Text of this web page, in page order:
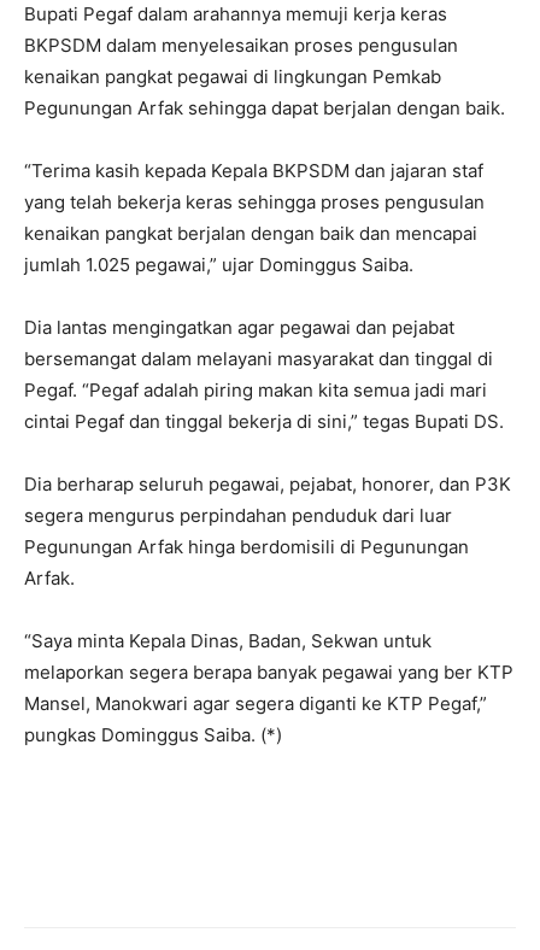
Bupati Pegaf dalam arahannya memuji kerja keras
BKPSDM dalam menyelesaikan proses pengusulan
kenaikan pangkat pegawai di lingkungan Pemkab
Pegunungan Arfak sehingga dapat berjalan dengan baik.
“Terima kasih kepada Kepala BKPSDM dan jajaran staf
yang telah bekerja keras sehingga proses pengusulan
kenaikan pangkat berjalan dengan baik dan mencapai
jumlah 1.025 pegawai,” ujar Dominggus Saiba.
Dia lantas mengingatkan agar pegawai dan pejabat
bersemangat dalam melayani masyarakat dan tinggal di
Pegaf. “Pegaf adalah piring makan kita semua jadi mari
cintai Pegaf dan tinggal bekerja di sini,” tegas Bupati DS.
Dia berharap seluruh pegawai, pejabat, honorer, dan P3K
segera mengurus perpindahan penduduk dari luar
Pegunungan Arfak hinga berdomisili di Pegunungan
Arfak.
“Saya minta Kepala Dinas, Badan, Sekwan untuk
melaporkan segera berapa banyak pegawai yang ber KTP
Mansel, Manokwari agar segera diganti ke KTP Pegaf,”
pungkas Dominggus Saiba. (*)